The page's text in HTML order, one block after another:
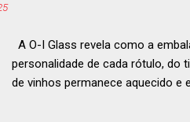
A O-I Glass revela como a
personalidade de cada rótulo,
de vinhos permanece aquecido e